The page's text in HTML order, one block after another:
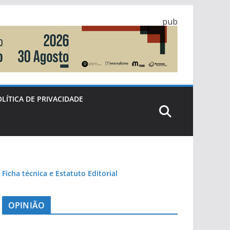
pub
DE PRIVACIDADE
Ficha técnica e Estatuto Editorial
OPINIÃO